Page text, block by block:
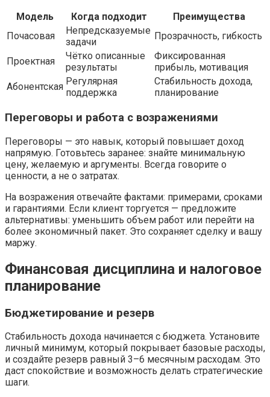
Модель
Когда подходит
Преимущества
Почасовая
Непредсказуемые
задачи
Прозрачность, гибкость
Проектная
Чётко описанные
результаты
Фиксированная
прибыль, мотивация
Абонентская Регулярная
поддержка
Стабильность дохода,
планирование
Переговоры и работа с возражениями
Переговоры — это навык, который повышает доход
напрямую. Готовьтесь заранее: знайте минимальную
цену, желаемую и аргументы. Всегда говорите о
ценности, а не о затратах.
На возражения отвечайте фактами: примерами, сроками
и гарантиями. Если клиент торгуется — предложите
альтернативы: уменьшить объем работ или перейти на
более экономичный пакет. Это сохраняет сделку и вашу
маржу.
Финансовая дисциплина и налоговое
планирование
Бюджетирование и резерв
Стабильность дохода начинается с бюджета. Установите
личный минимум, который покрывает базовые расходы,
и создайте резерв равный 3–6 месячным расходам. Это
даст спокойствие и возможность делать стратегические
шаги.